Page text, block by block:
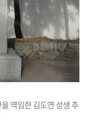
역임한 김도연 성생 추